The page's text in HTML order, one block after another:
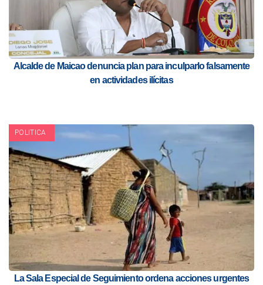
Alcalde de Maicao denuncia plan para inculparlo falsamente
en actividades ilícitas
POLITICA
La Sala Especial de Seguimiento ordena acciones urgentes